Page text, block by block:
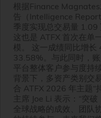
根据Finance
告（Intelligence
季度实现总交易量 1.09
这也是 ATFX 首次在单
模。 这一成绩同比增
33.58%。与此同时，
平台整体客户参与度持
背景下，多资产类别交
合 ATFX 2026 年主题“
主席 Joe Li 表示：“突
全球战略的成效、团队